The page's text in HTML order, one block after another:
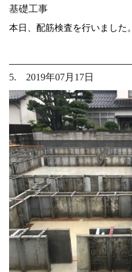
基礎工事
本日、配筋検査を行いました。
5. 2019年07月17日